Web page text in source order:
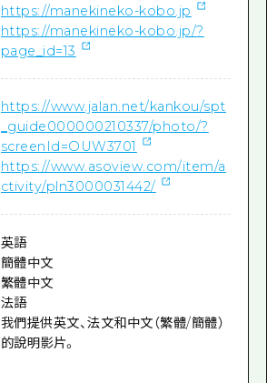
https://manekineko-kobo.jp
https://manekineko-kobo.jp/?
page_id=13
https://www.jalan.net/kankou/spt
_guide000000210337/photo/?
screenId=OUW3701
https://www.asoview.com/item/a
ctivity/pln3000031442/
英語
簡體中文
繁體中文
法語
我們提供英文、法文和中文（繁體/簡體）
的說明影片。